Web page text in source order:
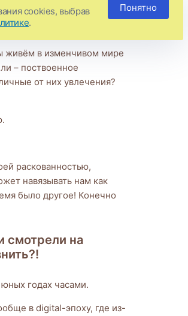
дома просто золотце:
живём в изменчивом мире
– поствоенное
от них увлечения?
раскованностью,
навязывать нам как
было другое! Конечно
смотрели на
годах часами.
в digital-эпоху, где из-
cookies, выбрав
.
Понятно